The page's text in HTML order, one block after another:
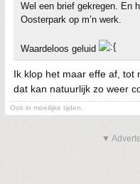
Wel een brief gekregen. En
Oosterpark op m’n werk.
Waardeloos geluid
Ik klop het maar effe af, tot
dat kan natuurlijk zo weer
Ook in moeilijke tijden.
▼